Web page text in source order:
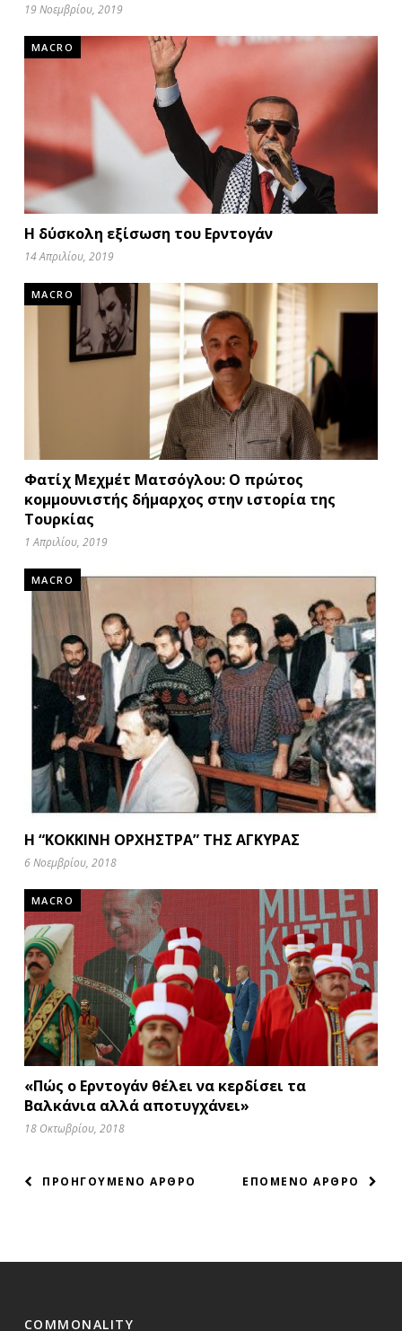
19 Νοεμβρίου, 2019
MACRO
Η δύσκολη εξίσωση του Ερντογάν
14 Απριλίου, 2019
MACRO
Φατίχ Μεχμέτ Ματσόγλου: Ο πρώτος
κομμουνιστής δήμαρχος στην ιστορία της
Τουρκίας
1 Απριλίου, 2019
MACRO
Η “ΚΟΚΚΙΝΗ ΟΡΧΗΣΤΡΑ” ΤΗΣ ΑΓΚΥΡΑΣ
6 Νοεμβρίου, 2018
MACRO
«Πώς ο Eρντογάν θέλει να κερδίσει τα
Βαλκάνια αλλά αποτυγχάνει»
18 Οκτωβρίου, 2018
ΠΛΟΗΓΗΣΗ
ΕΠΟΜΕΝΟ ΑΡΘΡΟ
ΠΡΟΗΓΟΥΜΕΝΟ ΑΡΘΡΟ
COMMONALITY